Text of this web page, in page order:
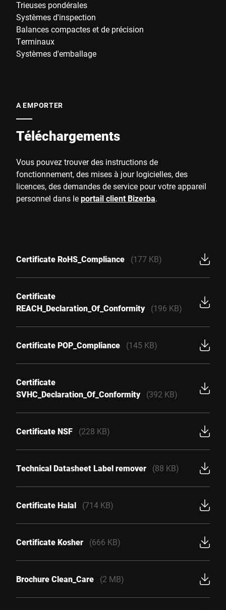
Trieuses pondérales
Systèmes d'inspection
Balances compactes et de précision
Terminaux
Systèmes d'emballage
A EMPORTER
Téléchargements
Vous pouvez trouver des instructions de
fonctionnement, des mises à jour logicielles, des
licences, des demandes de service pour votre appareil
personnel dans leportail client Bizerba.
Certificate RoHS_Compliance (177 KB)
Certificate
REACH_Declaration_Of_Conformity
(196 KB)
Certificate POP_Compliance (145 KB)
Certificate
SVHC_Declaration_Of_Conformity
(392 KB)
Certificate NSF (228 KB)
Technical Datasheet Label remover (88 KB)
Certificate Halal (714 KB)
Certificate Kosher (666 KB)
Brochure Clean_Care (2 MB)